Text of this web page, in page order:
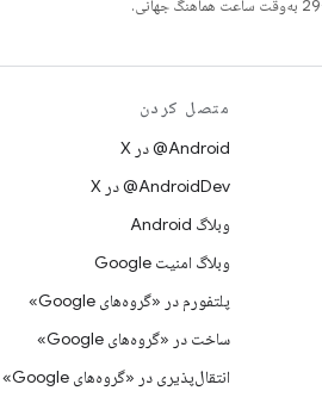
متصل کردن
‫‎@Android در X
‫‎@AndroidDev در X
وبلاگ Android
وبلاگ امنیت Google
پلتفورم در «گروه‌های Google»
ساخت در «گروه‌های Google»
انتقال‌پذیری در «گروه‌های Google»